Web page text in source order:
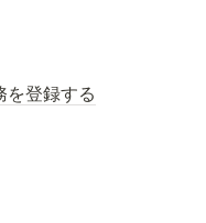
を登録する